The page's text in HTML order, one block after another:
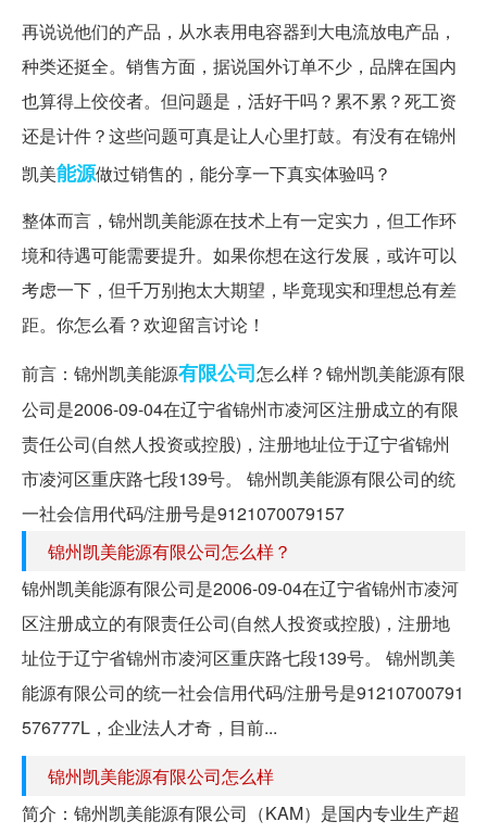
再说说他们的产品，从水表用电容器到大电流放电产品，
种类还挺全。销售方面，据说国外订单不少，品牌在国内
也算得上佼佼者。但问题是，活好干吗？累不累？死工资
还是计件？这些问题可真是让人心里打鼓。有没有在锦州
凯美能源做过销售的，能分享一下真实体验吗？
整体而言，锦州凯美能源在技术上有一定实力，但工作环
境和待遇可能需要提升。如果你想在这行发展，或许可以
考虑一下，但千万别抱太大期望，毕竟现实和理想总有差
距。你怎么看？欢迎留言讨论！
前言：锦州凯美能源有限公司怎么样？锦州凯美能源有限
公司是2006-09-04在辽宁省锦州市凌河区注册成立的有限
责任公司(自然人投资或控股)，注册地址位于辽宁省锦州
市凌河区重庆路七段139号。 锦州凯美能源有限公司的统
一社会信用代码/注册号是9121070079157
锦州凯美能源有限公司怎么样？
锦州凯美能源有限公司是2006-09-04在辽宁省锦州市凌河
区注册成立的有限责任公司(自然人投资或控股)，注册地
址位于辽宁省锦州市凌河区重庆路七段139号。 锦州凯美
能源有限公司的统一社会信用代码/注册号是91210700791
576777L，企业法人才奇，目前...
锦州凯美能源有限公司怎么样
简介：锦州凯美能源有限公司（KAM）是国内专业生产超